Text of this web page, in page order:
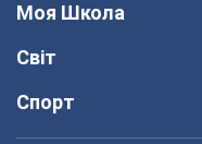
Моя Школа
Світ
Спорт